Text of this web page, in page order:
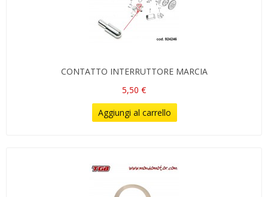
CONTATTO INTERRUTTORE MARCIA
5,50 €
Aggiungi al carrello